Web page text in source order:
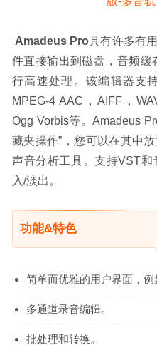
Amadeus Pro具有许多有
件直接输出到磁盘，音频缓
行高速处理。该编辑器支
MPEG-4 AAC，AIFF，
Ogg Vorbis等。Amadeus
藏夹操作”，您可以在其中
声音分析工具。支持VST
入/淡出。
功能&特色
简单而优雅的用户界面，
多通道录音编辑。
批处理和转换。